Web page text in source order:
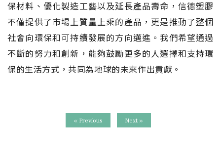
保材料、優化製造工藝以及延長產品壽命，信德塑膠
不僅提供了市場上質量上乘的產品，更是推動了整個
社會向環保和可持續發展的方向邁進。我們希望通過
不斷的努力和創新，能夠鼓勵更多的人選擇和支持環
保的生活方式，共同為地球的未來作出貢獻。
« Previous Next »